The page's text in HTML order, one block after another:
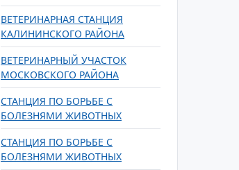
ВЕТЕРИНАРНАЯ СТАНЦИЯ
КАЛИНИНСКОГО РАЙОНА
ВЕТЕРИНАРНЫЙ УЧАСТОК
МОСКОВСКОГО РАЙОНА
СТАНЦИЯ ПО БОРЬБЕ С
БОЛЕЗНЯМИ ЖИВОТНЫХ
СТАНЦИЯ ПО БОРЬБЕ С
БОЛЕЗНЯМИ ЖИВОТНЫХ